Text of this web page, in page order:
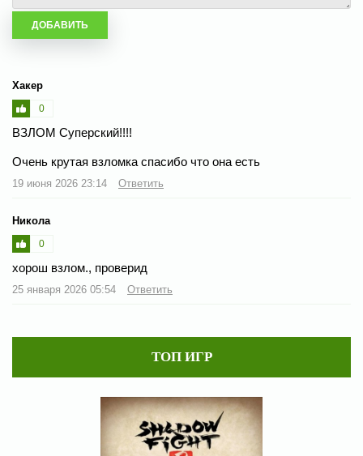
Хакер
0
ВЗЛОМ Суперский!!!!
Очень крутая взломка спасибо что она есть
19 июня 2026 23:14 Ответить
Никола
0
хорош взлом., проверид
25 января 2026 05:54 Ответить
ТОП ИГР